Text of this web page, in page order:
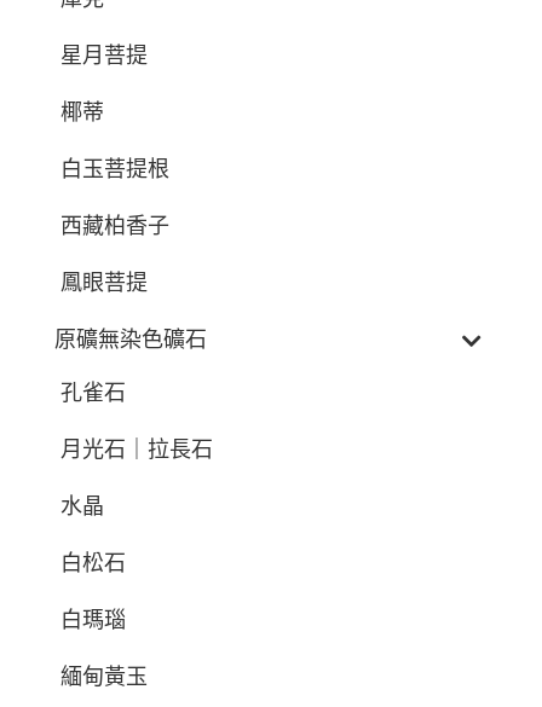
星月菩提
椰蒂
白玉菩提根
西藏柏香子
鳳眼菩提
原礦無染色礦石
孔雀石
月光石｜拉長石
水晶
白松石
白瑪瑙
緬甸黃玉